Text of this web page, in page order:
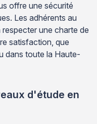
offre une sécurité
Les adhérents au
une charte de
satisfaction, que
dans toute la Haute-
d'étude en